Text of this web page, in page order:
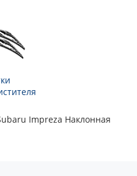
Impreza Наклонная